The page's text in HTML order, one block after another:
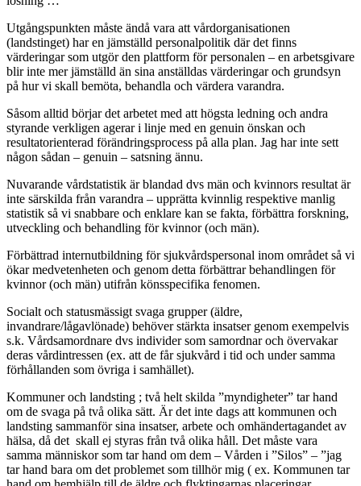
Utgångspunkten måste ändå vara att vårdorganisationen
(landstinget) har en jämställd personalpolitik där det finns
värderingar som utgör den plattform för personalen – en arbetsgivare
blir inte mer jämställd än sina anställdas värderingar och grundsyn
på hur vi skall bemöta, behandla och värdera varandra.
Såsom alltid börjar det arbetet med att högsta ledning och andra
styrande verkligen agerar i linje med en genuin önskan och
resultatorienterad förändringsprocess på alla plan. Jag har inte sett
någon sådan – genuin – satsning ännu.
Nuvarande vårdstatistik är blandad dvs män och kvinnors resultat är
inte särskilda från varandra – upprätta kvinnlig respektive manlig
statistik så vi snabbare och enklare kan se fakta, förbättra forskning,
utveckling och behandling för kvinnor (och män).
Förbättrad internutbildning för sjukvårdspersonal inom området så vi
ökar medvetenheten och genom detta förbättrar behandlingen för
kvinnor (och män) utifrån könsspecifika fenomen.
Socialt och statusmässigt svaga grupper (äldre,
invandrare/lågavlönade) behöver stärkta insatser genom exempelvis
s.k. Vårdsamordnare dvs individer som samordnar och övervakar
deras vårdintressen (ex. att de får sjukvård i tid och under samma
förhållanden som övriga i samhället).
Kommuner och landsting ; två helt skilda ”myndigheter” tar hand
om de svaga på två olika sätt. Är det inte dags att kommunen och
landsting sammanför sina insatser, arbete och omhändertagandet av
hälsa, då det skall ej styras från två olika håll. Det måste vara
samma människor som tar hand om dem – Vården i ”Silos” – ”jag
tar hand bara om det problemet som tillhör mig ( ex. Kommunen tar